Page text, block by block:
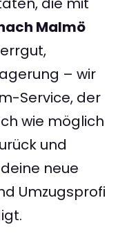
Malmö
– wir
Service, der
wie möglich
und
neue
Umzugsprofi